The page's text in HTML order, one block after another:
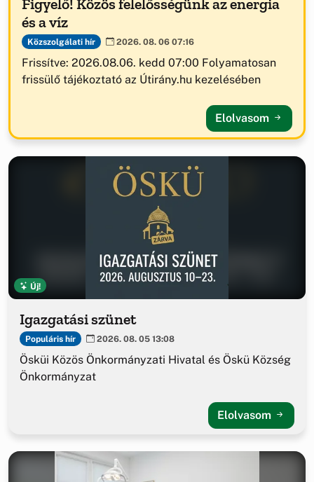
Figyelő! Közös felelősségünk az energia
és a víz
Közszolgálati hír 2026. 08. 06 07:16
Frissítve: 2026.08.06. kedd 07:00 Folyamatosan
frissülő tájékoztató az Útirány.hu kezelésében
Elolvasom
Új!
Igazgatási szünet
Populáris hír 2026. 08. 05 13:08
Ösküi Közös Önkormányzati Hivatal és Öskü Község
Önkormányzat
Elolvasom